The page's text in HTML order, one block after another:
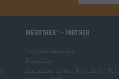
Bierothek - Partner